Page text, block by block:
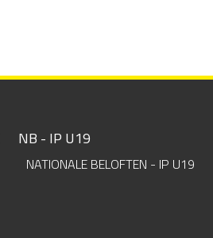
NB - IP U19
NATIONALE BELOFTEN - IP U19